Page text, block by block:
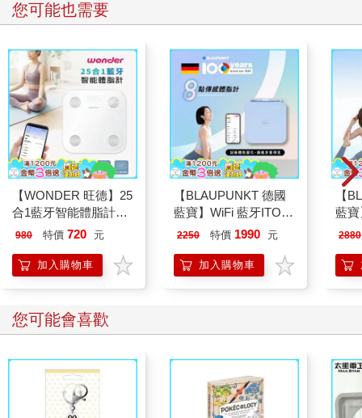
您可能也需要
【WONDER 旺德】25
合1藍牙智能體脂計
(WH-SC07W)
980 特價 720 元
加入購物車
【BLAUPUNKT 德國
藍寶】WiFi 藍牙ITO
八點傳感體脂計(BPH-
2250 特價 1990 元
加入購物車
【
藍寶
幕
2880
您可能會喜歡